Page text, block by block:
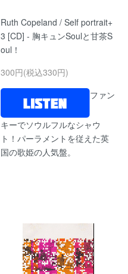
Ruth Copeland / Self portrait+
3 [CD] - 胸キュンSoulと甘茶S
oul！
300円(税込330円)
ファン
キーでソウルフルなシャウ
ト！パーラメントを従えた英
国の歌姫の人気盤。